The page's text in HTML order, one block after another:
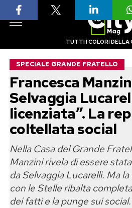
TUTTI I COLORI DELLA
SPECIALE GRANDE FRATELLO
Francesca
Selvaggia
licenziata”. La
coltellata social
Nella Casa del Grande
Manzini rivela di essere
da Selvaggia Lucarelli. Ma
con le Stelle ribalta
dei fatti e la punge sui social.